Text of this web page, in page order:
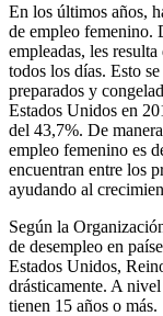
En los últimos años,
de empleo femenino.
empleadas, les
todos los días. Esto
preparados y
Estados Unidos en
del 43,7%. De
empleo femenino es
encuentran entre los
ayudando al
Según la
de desempleo en
Estados Unidos,
drásticamente. A
tienen 15 años o más.